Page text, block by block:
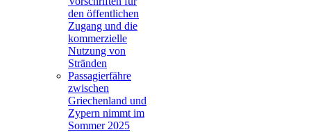
den öffentlichen
Zugang und die
kommerzielle
Nutzung von
Stränden
Passagierfähre
zwischen
Griechenland und
Zypern nimmt im
Sommer 2025